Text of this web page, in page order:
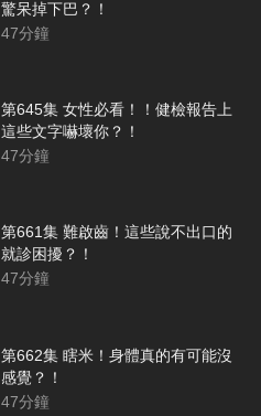
驚呆掉下巴？！
47分鐘
第645集 女性必看！！健檢報告上
這些文字嚇壞你？！
47分鐘
第661集 難啟齒！這些說不出口的
就診困擾？！
47分鐘
第662集 瞎米！身體真的有可能沒
感覺？！
47分鐘